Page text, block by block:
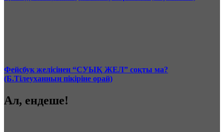
Фейсбук желісінен “СУЫҚ ЖЕЛ” соқты ма?
(Б.Тілеуханның пікіріне орай)
Ал, ендеше!